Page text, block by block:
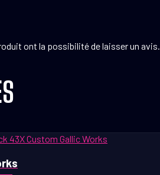
ont la possibilité de laisser un avis.